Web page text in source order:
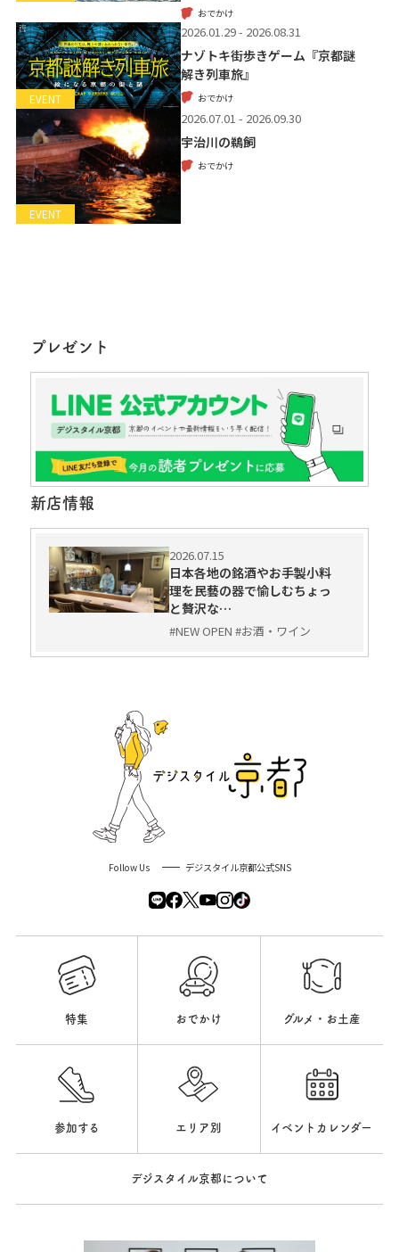
おでかけ
EVENT
2026.01.29 - 2026.08.31
ナゾトキ街歩きゲーム『京都謎
解き列車旅』
おでかけ
EVENT
2026.07.01 - 2026.09.30
宇治川の鵜飼
おでかけ
プレゼント
新店情報
2026.07.15
日本各地の銘酒やお手製小料
理を民藝の器で愉しむちょっ
と贅沢な…
#NEW OPEN #お酒・ワイン
Follow Us デジスタイル京都公式SNS
特集 おでかけ グルメ・お土産
参加する エリア別 イベントカレンダー
デジスタイル京都について